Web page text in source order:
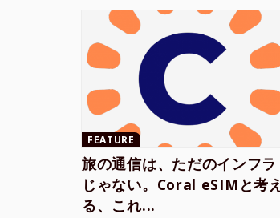
FEATURE
旅の通信は、ただのインフラ
じゃない。Coral eSIMと考え
る、これ...